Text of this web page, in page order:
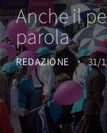
Anche il
parola
REDAZIONE 31/